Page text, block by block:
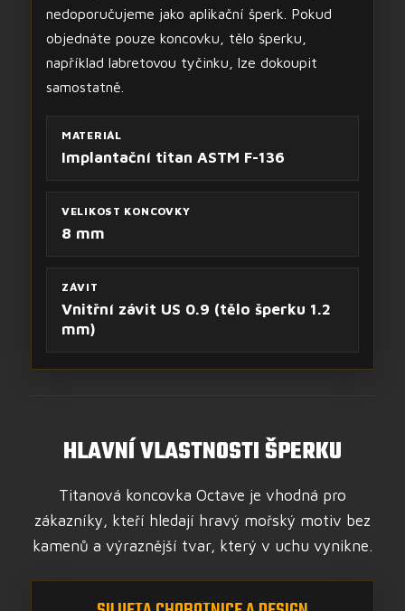
nedoporučujeme jako aplikační šperk. Pokud
objednáte pouze koncovku, tělo šperku,
například labretovou tyčinku, lze dokoupit
samostatně.
MATERIÁL
Implantační titan ASTM F-136
VELIKOST KONCOVKY
8 mm
ZÁVIT
Vnitřní závit US 0.9 (tělo šperku 1.2
mm)
HLAVNÍ VLASTNOSTI ŠPERKU
Titanová koncovka Octave je vhodná pro
zákazníky, kteří hledají hravý mořský motiv bez
kamenů a výraznější tvar, který v uchu vynikne.